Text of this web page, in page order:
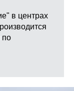
в центрах
по